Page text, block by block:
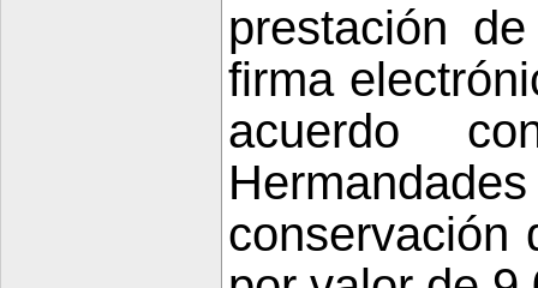
prestación
firma
acuerdo
conservación